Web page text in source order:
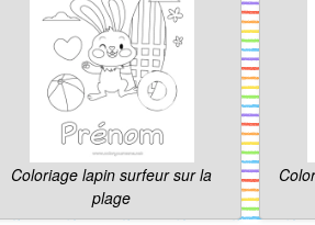
Coloriage lapin surfeur sur la
plage